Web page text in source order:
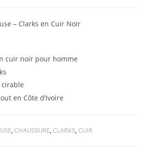
– Clarks en Cuir Noir
cuir noir pour homme
en Côte d’Ivoire
, CHAUSSURE, CLARKS, CUIR